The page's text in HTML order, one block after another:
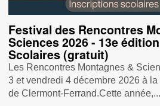
Festival des Rencontres
Sciences 2026 - 13e
Scolaires (gratuit)
Les Rencontres Montagnes &
3 et vendredi 4 décembre 2026 à
de Clermont-Ferrand.Cette année,...